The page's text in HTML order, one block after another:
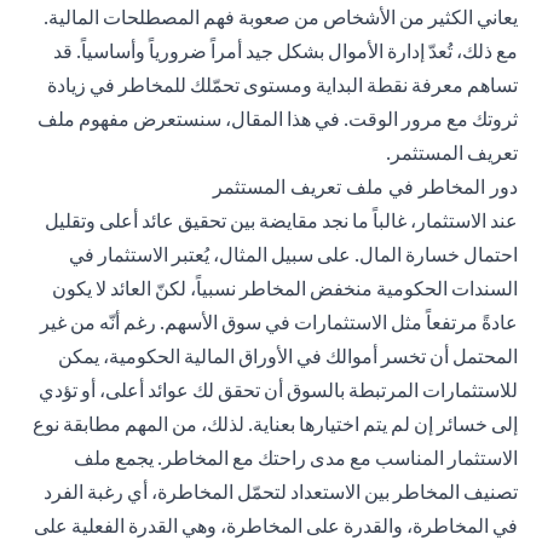
يعاني الكثير من الأشخاص من صعوبة فهم المصطلحات المالية.
مع ذلك، تُعدّ إدارة الأموال بشكل جيد أمراً ضرورياً وأساسياً. قد
تساهم معرفة نقطة البداية ومستوى تحمّلك للمخاطر في زيادة
ثروتك مع مرور الوقت. في هذا المقال، سنستعرض مفهوم ملف
تعريف المستثمر.
دور المخاطر في ملف تعريف المستثمر
عند الاستثمار، غالباً ما نجد مقايضة بين تحقيق عائد أعلى وتقليل
احتمال خسارة المال. على سبيل المثال، يُعتبر الاستثمار في
السندات الحكومية منخفض المخاطر نسبياً، لكنّ العائد لا يكون
عادةً مرتفعاً مثل الاستثمارات في سوق الأسهم. رغم أنّه من غير
المحتمل أن تخسر أموالك في الأوراق المالية الحكومية، يمكن
للاستثمارات المرتبطة بالسوق أن تحقق لك عوائد أعلى، أو تؤدي
إلى خسائر إن لم يتم اختيارها بعناية. لذلك، من المهم مطابقة نوع
الاستثمار المناسب مع مدى راحتك مع المخاطر. يجمع ملف
تصنيف المخاطر بين الاستعداد لتحمّل المخاطرة، أي رغبة الفرد
في المخاطرة، والقدرة على المخاطرة، وهي القدرة الفعلية على